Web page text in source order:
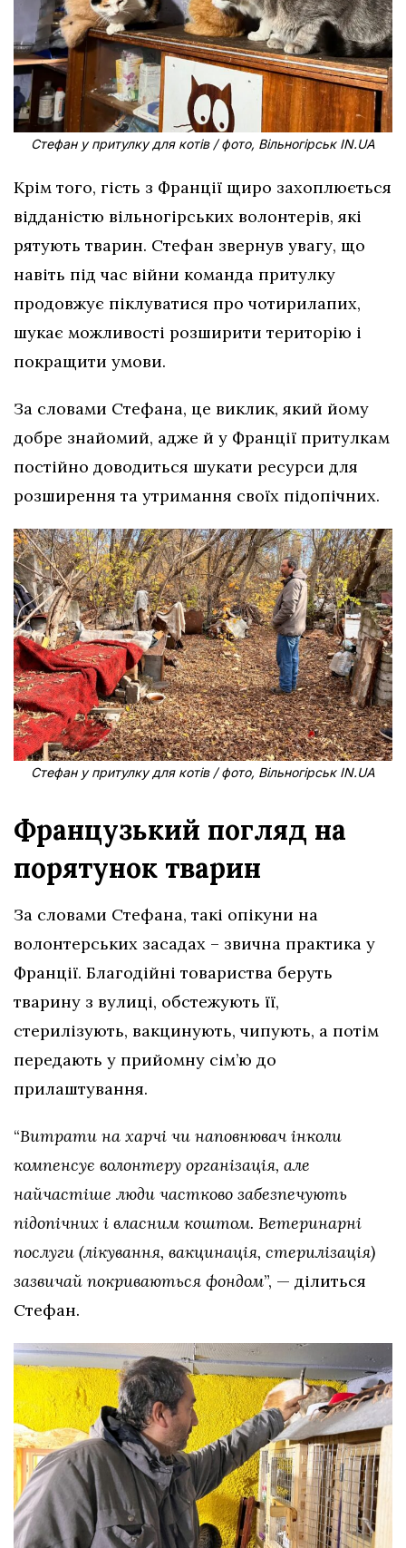
Стефан у притулку для котів / фото, Вільногірськ IN.UA
Крім того, гість з Франції щиро захоплюється
відданістю вільногірських волонтерів, які
рятують тварин. Стефан звернув увагу, що
навіть під час війни команда притулку
продовжує піклуватися про чотирилапих,
шукає можливості розширити територію і
покращити умови.
За словами Стефана, це виклик, який йому
добре знайомий, адже й у Франції притулкам
постійно доводиться шукати ресурси для
розширення та утримання своїх підопічних.
Стефан у притулку для котів / фото, Вільногірськ IN.UA
Французький погляд на
порятунок тварин
За словами Стефана, такі опікуни на
волонтерських засадах – звична практика у
Франції. Благодійні товариства беруть
тварину з вулиці, обстежують її,
стерилізують, вакцинують, чипують, а потім
передають у прийомну сім’ю до
прилаштування.
“Витрати на харчі чи наповнювач інколи
компенсує волонтеру організація, але
найчастіше люди частково забезпечують
підопічних і власним коштом. Ветеринарні
послуги (лікування, вакцинація, стерилізація)
зазвичай покриваються фондом”, — ділиться
Стефан.